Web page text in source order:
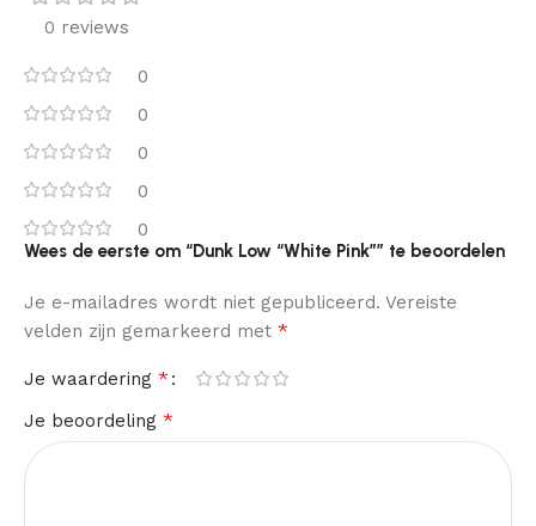
0 reviews
0
0
0
0
0
Wees de eerste om “Dunk Low “White Pink”” te beoordelen
Je e-mailadres wordt niet gepubliceerd. Vereiste
velden zijn gemarkeerd met *
Je waardering *
Je beoordeling *